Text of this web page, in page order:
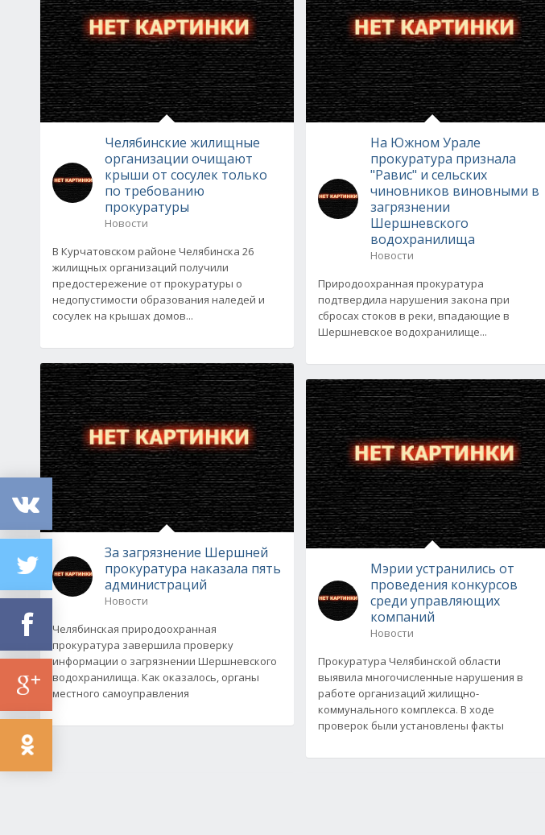
Челябинские жилищные
организации очищают
крыши от сосулек только
по требованию
прокуратуры
Новости
В Курчатовском районе Челябинска 26
жилищных организаций получили
предостережение от прокуратуры о
недопустимости образования наледей и
сосулек на крышах домов...
За загрязнение Шершней
прокуратура наказала пять
администраций
Новости
Челябинская природоохранная
прокуратура завершила проверку
информации о загрязнении Шершневского
водохранилища. Как оказалось, органы
местного самоуправления
На Южном Урале
прокуратура признала
"Равис" и сельских
чиновников виновными в
загрязнении
Шершневского
водохранилища
Новости
Природоохранная прокуратура
подтвердила нарушения закона при
сбросах стоков в реки, впадающие в
Шершневское водохранилище...
Мэрии устранились от
проведения конкурсов
среди управляющих
компаний
Новости
Прокуратура Челябинской области
выявила многочисленные нарушения в
работе организаций жилищно-
коммунального комплекса. В ходе
проверок были установлены факты